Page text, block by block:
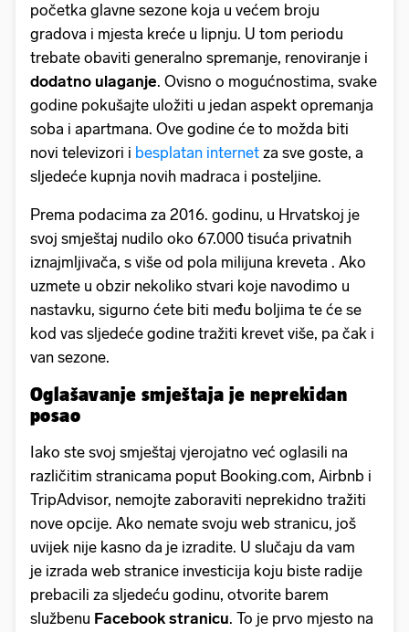
početka glavne sezone koja u većem broju
gradova i mjesta kreće u lipnju. U tom periodu
trebate obaviti generalno spremanje, renoviranje i
dodatno ulaganje. Ovisno o mogućnostima, svake
godine pokušajte uložiti u jedan aspekt opremanja
soba i apartmana. Ove godine će to možda biti
novi televizori i besplatan internet za sve goste, a
sljedeće kupnja novih madraca i posteljine.
Prema podacima za 2016. godinu, u Hrvatskoj je
svoj smještaj nudilo oko 67.000 tisuća privatnih
iznajmljivača, s više od pola milijuna kreveta . Ako
uzmete u obzir nekoliko stvari koje navodimo u
nastavku, sigurno ćete biti među boljima te će se
kod vas sljedeće godine tražiti krevet više, pa čak i
van sezone.
Oglašavanje smještaja je neprekidan
posao
Iako ste svoj smještaj vjerojatno već oglasili na
različitim stranicama poput Booking.com, Airbnb i
TripAdvisor, nemojte zaboraviti neprekidno tražiti
nove opcije. Ako nemate svoju web stranicu, još
uvijek nije kasno da je izradite. U slučaju da vam
je izrada web stranice investicija koju biste radije
prebacili za sljedeću godinu, otvorite barem
službenu Facebook stranicu. To je prvo mjesto na